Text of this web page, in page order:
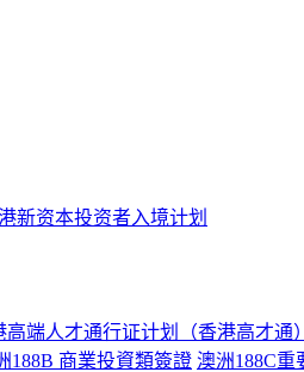
新资本投资者入境计划
高端人才通行证计划（香港高才通）
188B 商業投資類簽證 澳洲188C重